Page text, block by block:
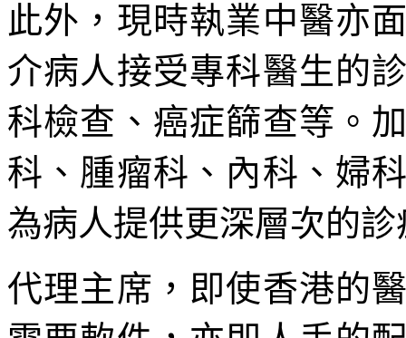
此外，現時執業中醫亦
介病人接受專科醫生的
科檢查、癌症篩查等。
科、腫瘤科、內科、婦
為病人提供更深層次的
代理主席，即使香港的